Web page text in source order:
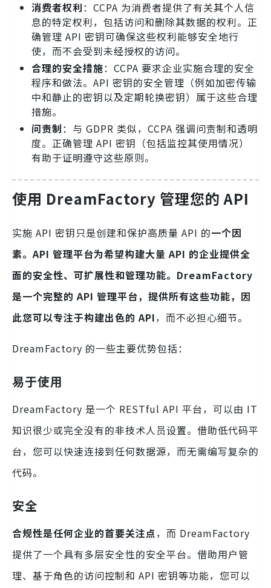
消费者权利：CCPA 为消费者提供了有关其个人信
息的特定权利，包括访问和删除其数据的权利。正
确管理 API 密钥可确保这些权利能够安全地行
使，而不会受到未经授权的访问。
合理的安全措施：CCPA 要求企业实施合理的安全
程序和做法。API 密钥的安全管理（例如加密传输
中和静止的密钥以及定期轮换密钥）属于这些合理
措施。
问责制：与 GDPR 类似，CCPA 强调问责制和透明
度。正确管理 API 密钥（包括监控其使用情况）
有助于证明遵守这些原则。
使用 DreamFactory 管理您的 API
实施 API 密钥只是创建和保护高质量 API 的一个因
素。API 管理平台为希望构建大量 API 的企业提供全
面的安全性、可扩展性和管理功能。DreamFactory
是一个完整的 API 管理平台，提供所有这些功能，因
此您可以专注于构建出色的 API，而不必担心细节。
DreamFactory 的一些主要优势包括：
易于使用
DreamFactory 是一个 RESTful API 平台，可以由 IT
知识很少或完全没有的非技术人员设置。借助低代码平
台，您可以快速连接到任何数据源，而无需编写复杂的
代码。
安全
合规性是任何企业的首要关注点 ，而 DreamFactory
提供了一个具有多层安全性的安全平台。借助用户管
理、基于角色的访问控制和 API 密钥等功能，您可以